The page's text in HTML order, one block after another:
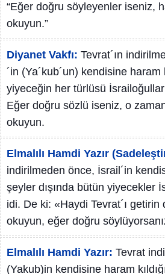
“Eğer doğru söyleyenler iseniz,
okuyun.”
Diyanet Vakfı: Tevrat´ın
´in (Ya´kub´un) kendisine haram
yiyeceğin her türlüsü
Eğer doğru sözlü iseniz, o
okuyun.
Elmalılı Hamdi Yazır
indirilmeden önce, İsrail´in
şeyler dışında bütün yiyecekler
idi. De ki: «Haydi Tevrat´ı
okuyun, eğer doğru
Elmalılı Hamdi Yazır: Tevrat
(Yakub)in kendisine haram